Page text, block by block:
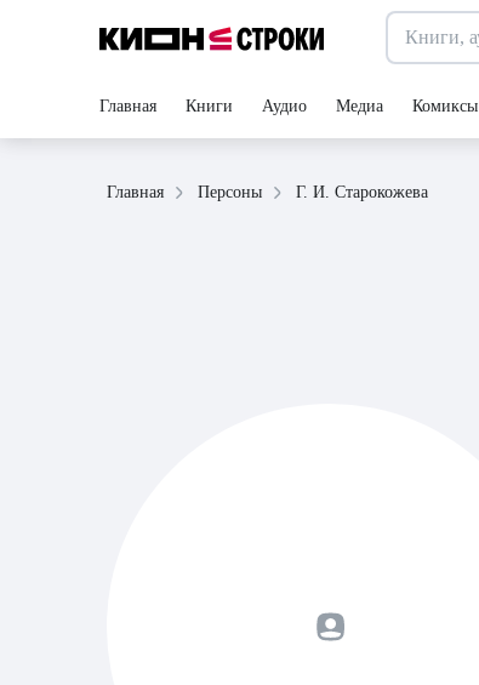
Главная Книги Аудио Медиа Комиксы
Главная Персоны Г. И. Старокожева